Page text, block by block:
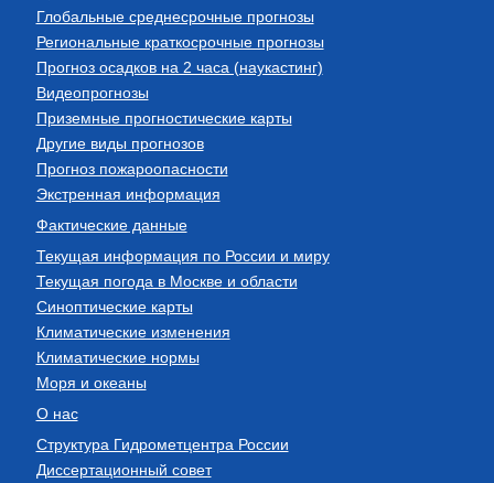
Глобальные среднесрочные прогнозы
Региональные краткосрочные прогнозы
Прогноз осадков на 2 часа (наукастинг)
Видеопрогнозы
Приземные прогностические карты
Другие виды прогнозов
Прогноз пожароопасности
Экстренная информация
Фактические данные
Текущая информация по России и миру
Текущая погода в Москве и области
Синоптические карты
Климатические изменения
Климатические нормы
Моря и океаны
О нас
Структура Гидрометцентра России
Диссертационный совет